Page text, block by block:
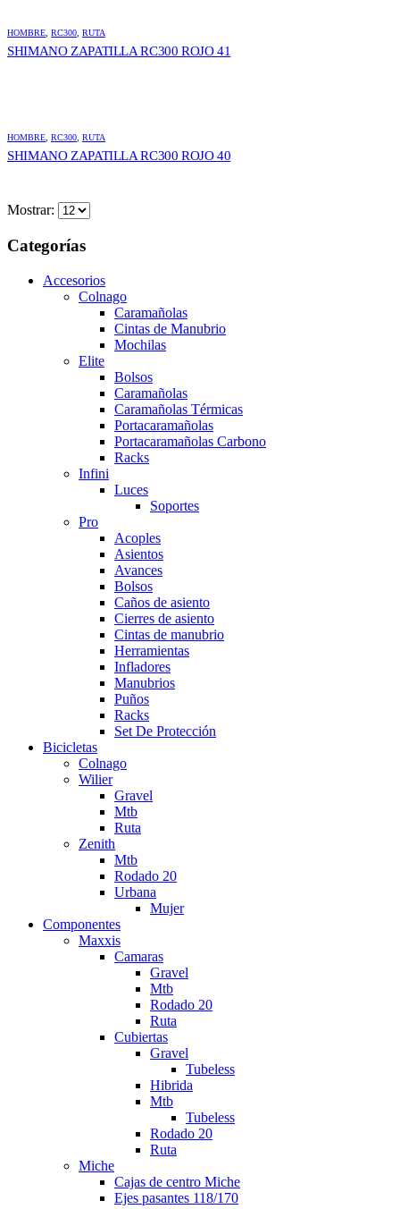
HOMBRE, RC300, RUTA
SHIMANO ZAPATILLA RC300 ROJO 41
HOMBRE, RC300, RUTA
SHIMANO ZAPATILLA RC300 ROJO 40
Mostrar:
Categorías
Accesorios
Colnago
Caramañolas
Cintas de Manubrio
Mochilas
Elite
Bolsos
Caramañolas
Caramañolas Térmicas
Portacaramañolas
Portacaramañolas Carbono
Racks
Infini
Luces
Soportes
Pro
Acoples
Asientos
Avances
Bolsos
Caños de asiento
Cierres de asiento
Cintas de manubrio
Herramientas
Infladores
Manubrios
Puños
Racks
Set De Protección
Bicicletas
Colnago
Wilier
Gravel
Mtb
Ruta
Zenith
Mtb
Rodado 20
Urbana
Mujer
Componentes
Maxxis
Camaras
Gravel
Mtb
Rodado 20
Ruta
Cubiertas
Gravel
Tubeless
Hibrida
Mtb
Tubeless
Rodado 20
Ruta
Miche
Cajas de centro Miche
Ejes pasantes 118/170